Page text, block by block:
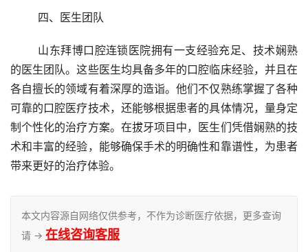
	四、医生团队
的医生团队。这些医生均具备多年的口腔临床经验，并且在
各自擅长的领域有着深厚的造诣。他们不仅熟练掌握了各种
可靠的口腔医疗技术，还能够根据患者的具体情况，量身定
制个性化的治疗方案。在拔牙项目中，医生们凭借娴熟的技
术和丰富的经验，能够确保手术的明确性和靠谱性，为患者
带来更好的治疗体验。
本文内容源自网络仅供参考，不作为诊断医疗依据，更多查询
请 → 在线咨询客服